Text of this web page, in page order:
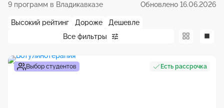
9 программ в Владикавказе Обновлено 16.06.2026
Все фильтры
Высокий рейтинг Дороже Дешевле
Выбор студентов Есть рассрочка